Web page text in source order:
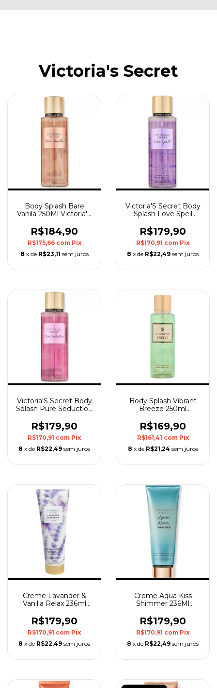
Victoria's Secret
Body Splash Bare
Vanila 250Ml Victoria'S
R$184,90
R$175,66 com Pix
8 x de R$23,11 sem juros
Victoria'S Secret Body
Splash Love Spell
R$179,90
R$170,91 com Pix
8 x de R$22,49 sem juros
Victoria'S Secret Body
Splash Pure Seduction
R$179,90
R$170,91 com Pix
8 x de R$22,49 sem juros
Body Splash Vibrant
Breeze 250ml
R$169,90
R$161,41 com Pix
8 x de R$21,24 sem juros
Creme Lavander &
Vanilla Relax 236ml
R$179,90
R$170,91 com Pix
8 x de R$22,49 sem juros
Creme Aqua Kiss
Shimmer 236Ml
R$179,90
R$170,91 com Pix
8 x de R$22,49 sem juros